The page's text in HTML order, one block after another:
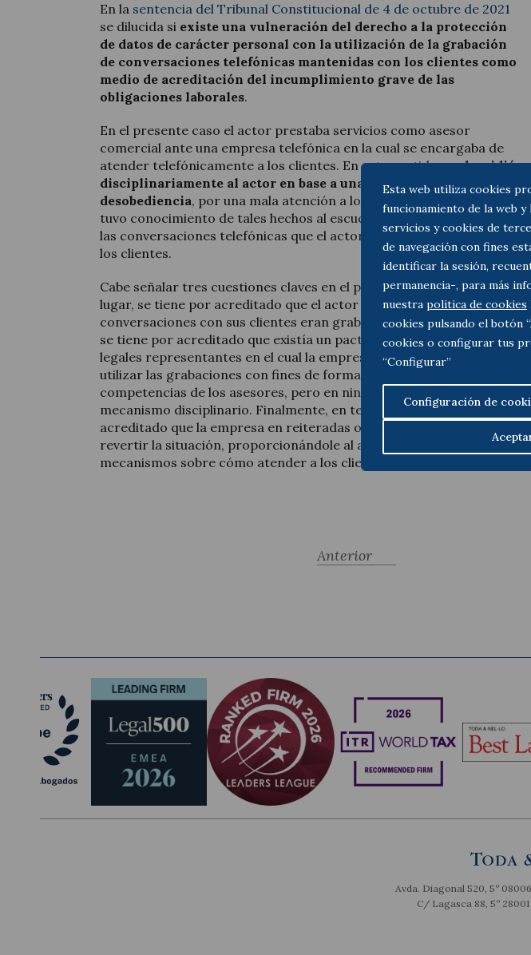
Esta web utiliza cookies
funcionamiento de la web
servicios y cookies de
de navegación con fines
identificar la sesión,
permanencia-, para más
nuestra politica de cookies
cookies pulsando el botón
cookies o configurar tus
“Configurar”
Configuración de
Notícies i
En la sentencia del Tribunal Constitucional de 4 de octubre de 2021
se dilucida si existe una vulneración del derecho a la protección
de datos de carácter personal con la utilización de la grabación
de conversaciones telefónicas mantenidas con los clientes como
medio de acreditación del incumplimiento grave de las
obligaciones laborales.
En el presente caso el actor prestaba servicios como asesor
comercial ante una empresa telefónica en la cual se encargaba de
atender telefónicamente a los clientes. En este sentido,se despidió
disciplinariamente al actor en base a una supuesta indisciplina y
desobediencia, por una mala atención a los clientes. La empresa
tuvo conocimiento de tales hechos al escuchar las grabaciones de
las conversaciones telefónicas que el actor había llevado a cabo con
los clientes.
Cabe señalar tres cuestiones claves en el procedimiento. En primer
lugar, se tiene por acreditado que el actor era conocedor que las
conversaciones con sus clientes eran grabadas. En segundo lugar,
se tiene por acreditado que existía un pacto entre la empresa y los
legales representantes en el cual la empresa se comprometía a
utilizar las grabaciones con fines de formación y mejora de
competencias de los asesores, pero en ningún caso como
mecanismo disciplinario. Finalmente, en tercer lugar, se tiene por
acreditado que la empresa en reiteradas ocasiones había intentado
revertir la situación, proporcionándole al actor explicaciones y
mecanismos sobre cómo atender a los clientes.
Anterior
Avda. Diagonal 520, 5º
C/ Lagasca 88, 5º